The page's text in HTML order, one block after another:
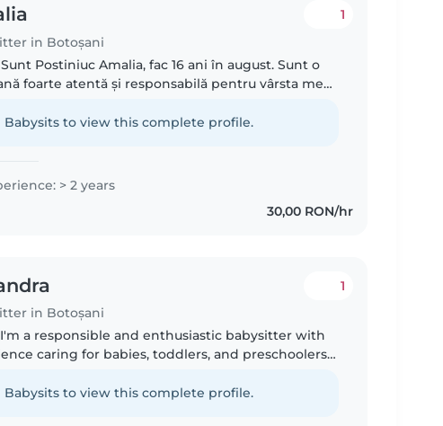
in Botoșani
1
Postiniuc Amalia, fac 16 ani în august. Sunt o
foarte atentă și responsabilă pentru vârsta mea,
Babysits to view this complete profile.
> 2 years
30,00 RON/hr
in Botoșani
1
a responsible and enthusiastic babysitter with
caring for babies, toddlers, and preschoolers.
I..
Babysits to view this complete profile.